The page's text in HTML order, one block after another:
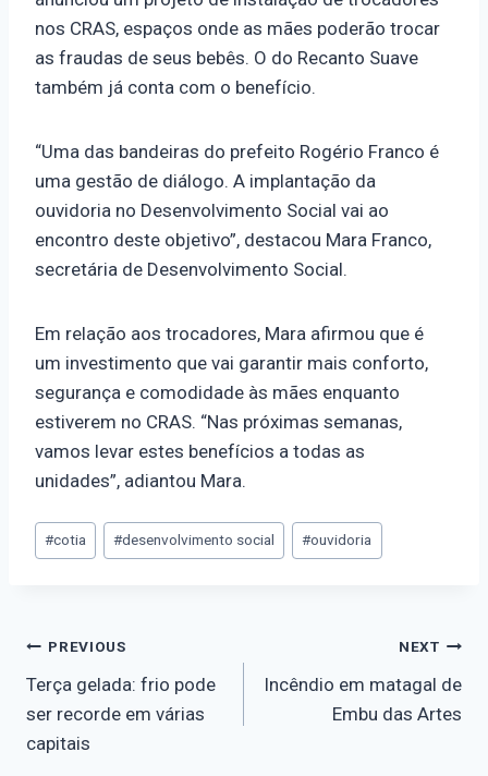
nos CRAS, espaços onde as mães poderão trocar
as fraudas de seus bebês. O do Recanto Suave
também já conta com o benefício.
“Uma das bandeiras do prefeito Rogério Franco é
uma gestão de diálogo. A implantação da
ouvidoria no Desenvolvimento Social vai ao
encontro deste objetivo”, destacou Mara Franco,
secretária de Desenvolvimento Social.
Em relação aos trocadores, Mara afirmou que é
um investimento que vai garantir mais conforto,
segurança e comodidade às mães enquanto
estiverem no CRAS. “Nas próximas semanas,
vamos levar estes benefícios a todas as
unidades”, adiantou Mara.
#cotia #desenvolvimento social #ouvidoria
PREVIOUS
Terça gelada: frio pode
ser recorde em várias
capitais
NEXT
Incêndio em matagal de
Embu das Artes